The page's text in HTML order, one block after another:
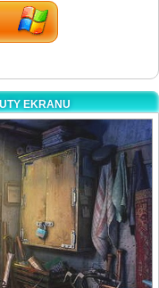
EKRANU